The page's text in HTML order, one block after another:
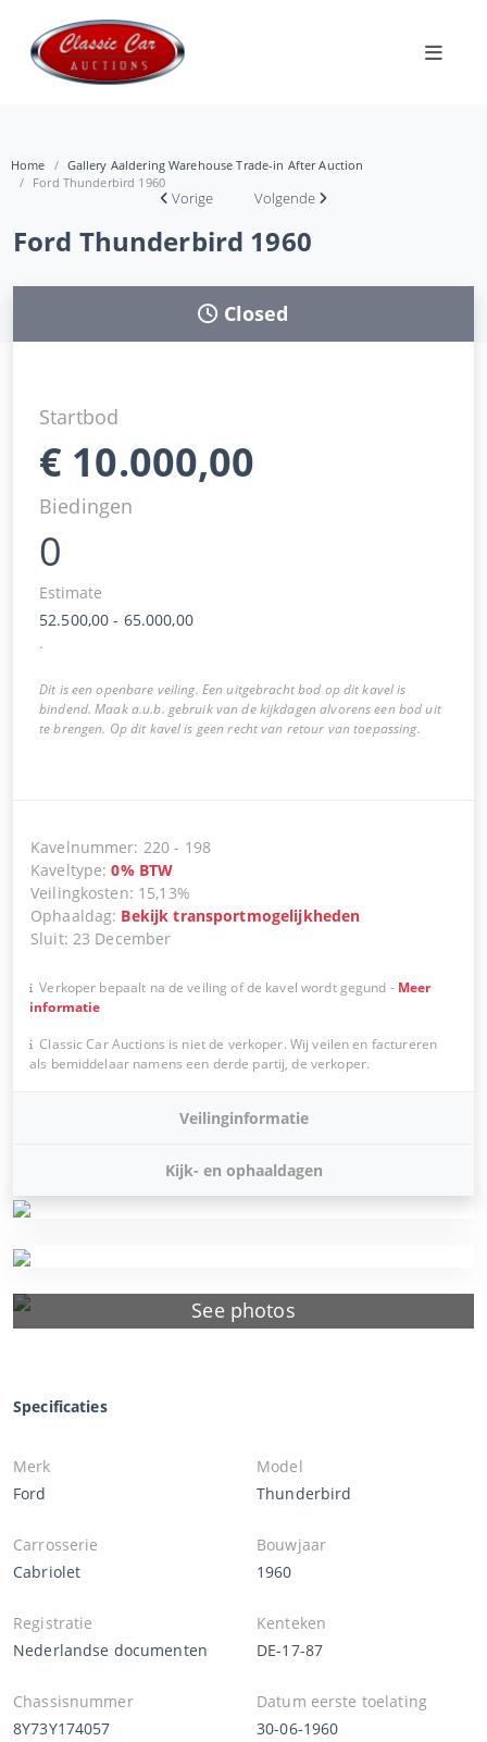
Home
Gallery Aaldering Warehouse Trade-in After Auction
Ford Thunderbird 1960
Vorige Volgende
Ford Thunderbird 1960
See photos
Closed
Startbod
€ 10.000,00
Biedingen
0
Estimate
52.500,00 - 65.000,00
.
Dit is een openbare veiling. Een uitgebracht bod op dit kavel is
bindend. Maak a.u.b. gebruik van de kijkdagen alvorens een bod uit
te brengen. Op dit kavel is geen recht van retour van toepassing.
Kavelnummer: 220 - 198
Kaveltype:0% BTW
Veilingkosten: 15,13%
Ophaaldag: Bekijk transportmogelijkheden
Sluit: 23 December
Verkoper bepaalt na de veiling of de kavel wordt gegund - Meer
informatie
Classic Car Auctions is niet de verkoper. Wij veilen en factureren
als bemiddelaar namens een derde partij, de verkoper.
Veilinginformatie
Kijk- en ophaaldagen
Specificaties
Merk
Ford
Model
Thunderbird
Carrosserie
Cabriolet
Bouwjaar
1960
Registratie
Nederlandse documenten
Kenteken
DE-17-87
Chassisnummer
8Y73Y174057
Datum eerste toelating
30-06-1960